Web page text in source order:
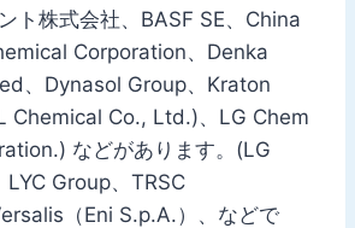
ト株式会社、BASF SE、China
Corporation、Denka
、Dynasol Group、Kraton
Chemical Co., Ltd.)、LG Chem
などがあります。(LG
Group、TRSC
（Eni S.p.A.）、などで